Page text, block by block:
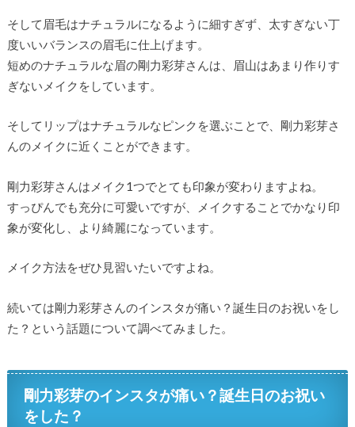
そして眉毛はナチュラルになるように細すぎず、太すぎない丁
度いいバランスの眉毛に仕上げます。
短めのナチュラルな眉の剛力彩芽さんは、眉山はあまり作りす
ぎないメイクをしています。
そしてリップはナチュラルなピンクを選ぶことで、剛力彩芽さ
んのメイクに近くことができます。
剛力彩芽さんはメイク1つでとても印象が変わりますよね。
すっぴんでも充分に可愛いですが、メイクすることでかなり印
象が変化し、より綺麗になっています。
メイク方法をぜひ見習いたいですよね。
続いては剛力彩芽さんのインスタが痛い？誕生日のお祝いをし
た？という話題について調べてみました。
剛力彩芽のインスタが痛い？誕生日のお祝い
をした？